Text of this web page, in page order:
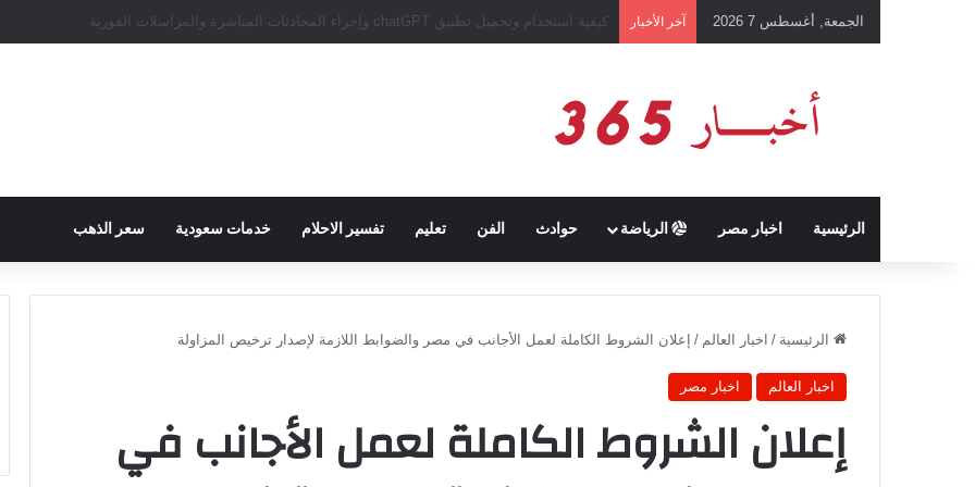
الجمعة, أغسطس 7 2026 آخر الأخبار رئيس نادي طرابزون سبور يؤكد على أهمية دور تريزيجيه في حسم صفقة محمد صلاح
الرئيسية اخبار مصر الرياضة حوادث الفن تعليم تفسير الاحلام خدمات سعودية سعر الذهب
الرئيسية / اخبار العالم / إعلان الشروط الكاملة لعمل الأجانب في مصر والضوابط اللازمة لإصدار ترخيص المزاولة
اخبار العالم اخبار مصر
إعلان الشروط الكاملة لعمل الأجانب في